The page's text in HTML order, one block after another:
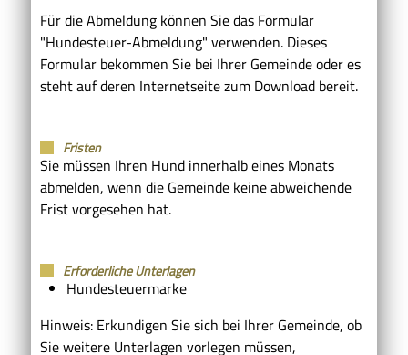
Für die Abmeldung können Sie das Formular
"Hundesteuer-Abmeldung" verwenden. Dieses
Formular bekommen Sie bei Ihrer Gemeinde oder es
steht auf deren Internetseite zum Download bereit.
Fristen
Sie müssen Ihren Hund innerhalb eines Monats
abmelden, wenn die Gemeinde keine abweichende
Frist vorgesehen hat.
Erforderliche Unterlagen
Hundesteuermarke
Hinweis: Erkundigen Sie sich bei Ihrer Gemeinde, ob
Sie weitere Unterlagen vorlegen müssen,